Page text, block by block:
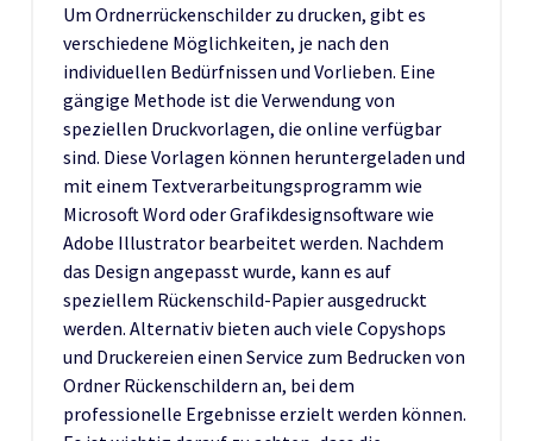
Um Ordnerrückenschilder zu drucken, gibt es
verschiedene Möglichkeiten, je nach den
individuellen Bedürfnissen und Vorlieben. Eine
gängige Methode ist die Verwendung von
speziellen Druckvorlagen, die online verfügbar
sind. Diese Vorlagen können heruntergeladen und
mit einem Textverarbeitungsprogramm wie
Microsoft Word oder Grafikdesignsoftware wie
Adobe Illustrator bearbeitet werden. Nachdem
das Design angepasst wurde, kann es auf
speziellem Rückenschild-Papier ausgedruckt
werden. Alternativ bieten auch viele Copyshops
und Druckereien einen Service zum Bedrucken von
Ordner Rückenschildern an, bei dem
professionelle Ergebnisse erzielt werden können.